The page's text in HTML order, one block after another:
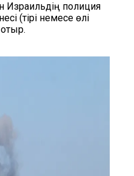
Израильдің полиция
(тірі немесе өлі